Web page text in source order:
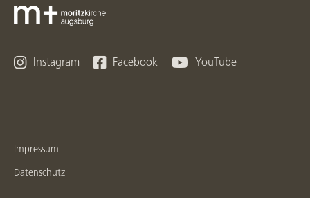
 Instagram  Facebook  YouTube
Impressum
Datenschutz